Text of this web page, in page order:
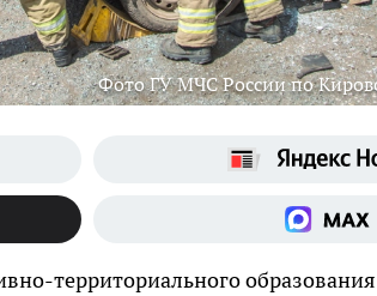
Фото ГУ МЧС России по
территориального